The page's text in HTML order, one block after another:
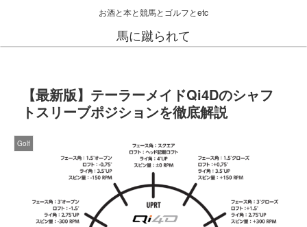
お酒と本と競馬とゴルフとetc
馬に蹴られて
【最新版】テーラーメイドQi4Dのシャフ
トスリーブポジションを徹底解説
Golf